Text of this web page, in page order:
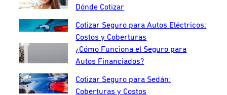
Dónde Cotizar
Cotizar Seguro para Autos Eléctricos:
Costos y Coberturas
¿Cómo Funciona el Seguro para
Autos Financiados?
Cotizar Seguro para Sedán:
Coberturas y Costos